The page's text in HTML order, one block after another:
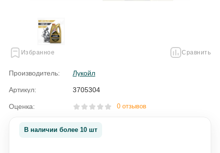
Избранное Сравнить
Производитель: Лукойл
Артикул: 3705304
Оценка: 0 отзывов
В наличии более 10 шт